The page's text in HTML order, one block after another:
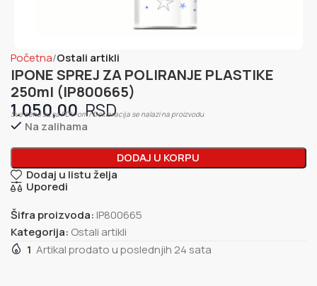
Početna Ostali artikli
IPONE SPREJ ZA POLIRANJE PLASTIKE
250ml (IP800665)
1.050,00
Sve cene su sa PDV-om / Deklaracija se nalazi na proizvodu
Na zalihama
DODAJ U KORPU
Dodaj u listu želja
Uporedi
Šifra proizvoda: IP800665
Kategorija: Ostali artikli
1 Artikal prodato u poslednjih 24 sata